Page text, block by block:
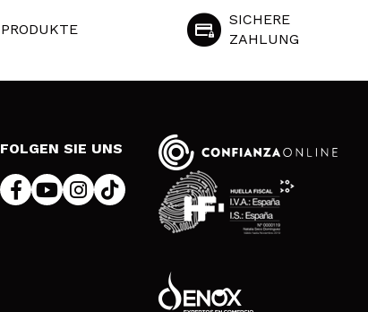
PRODUKTE
SICHERE
ZAHLUNG
FOLGEN SIE UNS